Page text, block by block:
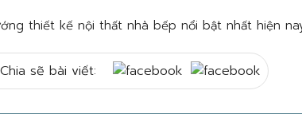
Chia sẽ bài viết: